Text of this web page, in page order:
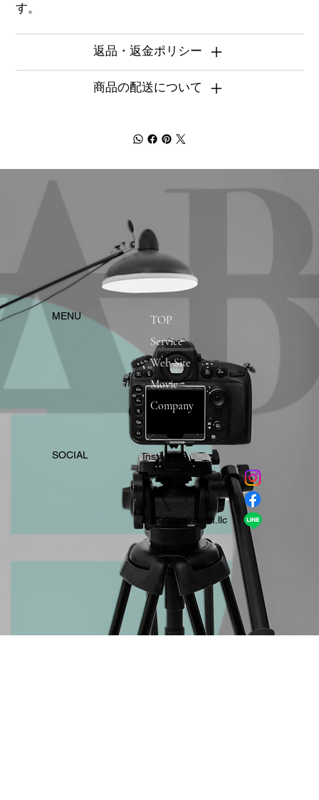
す。
返品・返金ポリシー
商品の配送について
​MENU
TOP
Service
Web Site
Movie
Company
​SOCIAL
Instagram
​Facebook
company＠habit.llc